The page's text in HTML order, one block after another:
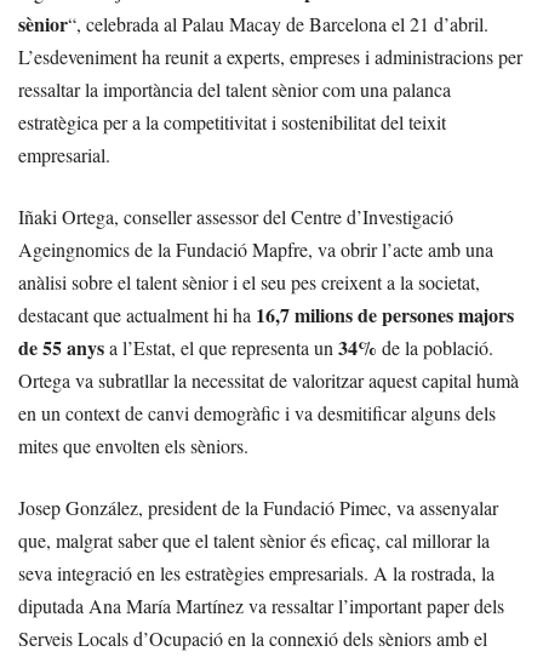
sènior“, celebrada al Palau Macay de Barcelona el 21 d’abril.
L’esdeveniment ha reunit a experts, empreses i administracions per
ressaltar la importància del talent sènior com una palanca
estratègica per a la competitivitat i sostenibilitat del teixit
empresarial.
Iñaki Ortega, conseller assessor del Centre d’Investigació
Ageingnomics de la Fundació Mapfre, va obrir l’acte amb una
anàlisi sobre el talent sènior i el seu pes creixent a la societat,
destacant que actualment hi ha 16,7 milions de persones majors
de 55 anysa l’Estat, el que representa un 34% de la població.
Ortega va subratllar la necessitat de valoritzar aquest capital humà
en un context de canvi demogràfic i va desmitificar alguns dels
mites que envolten els sèniors.
Josep González, president de la Fundació Pimec, va assenyalar
que, malgrat saber que el talent sènior és eficaç, cal millorar la
seva integració en les estratègies empresarials. A la rostrada, la
diputada Ana María Martínez va ressaltar l’important paper dels
Serveis Locals d’Ocupació en la connexió dels sèniors amb el